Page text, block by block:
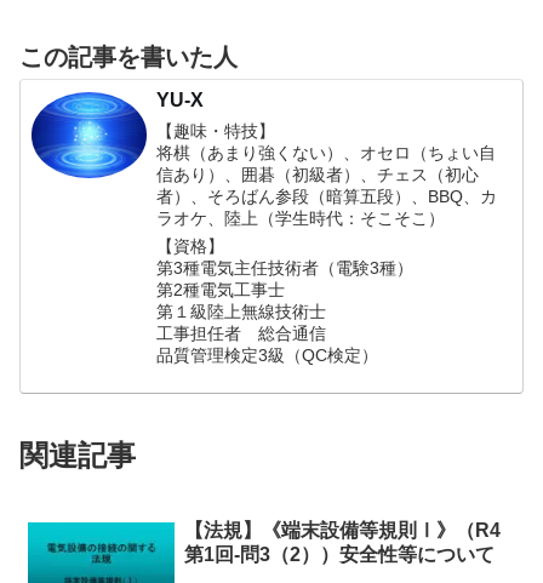
この記事を書いた人
YU-X
【趣味・特技】
将棋（あまり強くない）、オセロ（ちょい自
信あり）、囲碁（初級者）、チェス（初心
者）、そろばん参段（暗算五段）、BBQ、カ
ラオケ、陸上（学生時代：そこそこ）
【資格】
第3種電気主任技術者（電験3種）
第2種電気工事士
第１級陸上無線技術士
工事担任者 総合通信
品質管理検定3級（QC検定）
関連記事
【法規】《端末設備等規則Ⅰ》（R4
第1回-問3（2））安全性等について